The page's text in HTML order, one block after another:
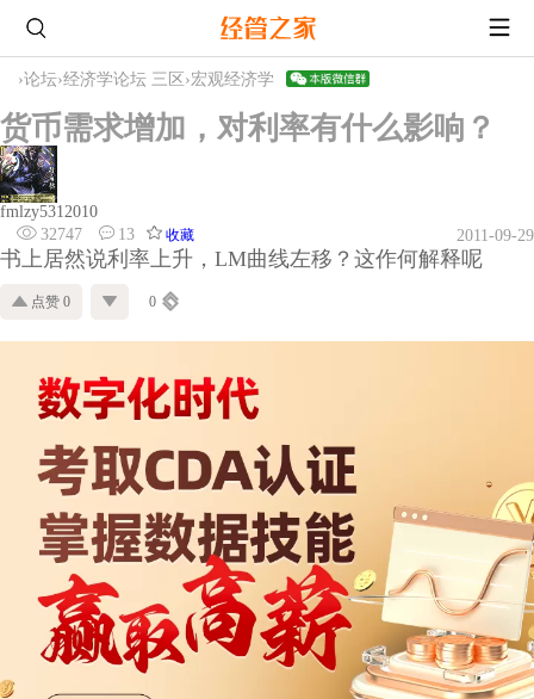
›论坛›经济学论坛 三区 ›宏观经济学
货币需求增加，对利率有什么影响？
fmlzy5312010
32747
13 收藏 2011-09-29
书上居然说利率上升，LM曲线左移？这作何解释呢
点赞 0 0